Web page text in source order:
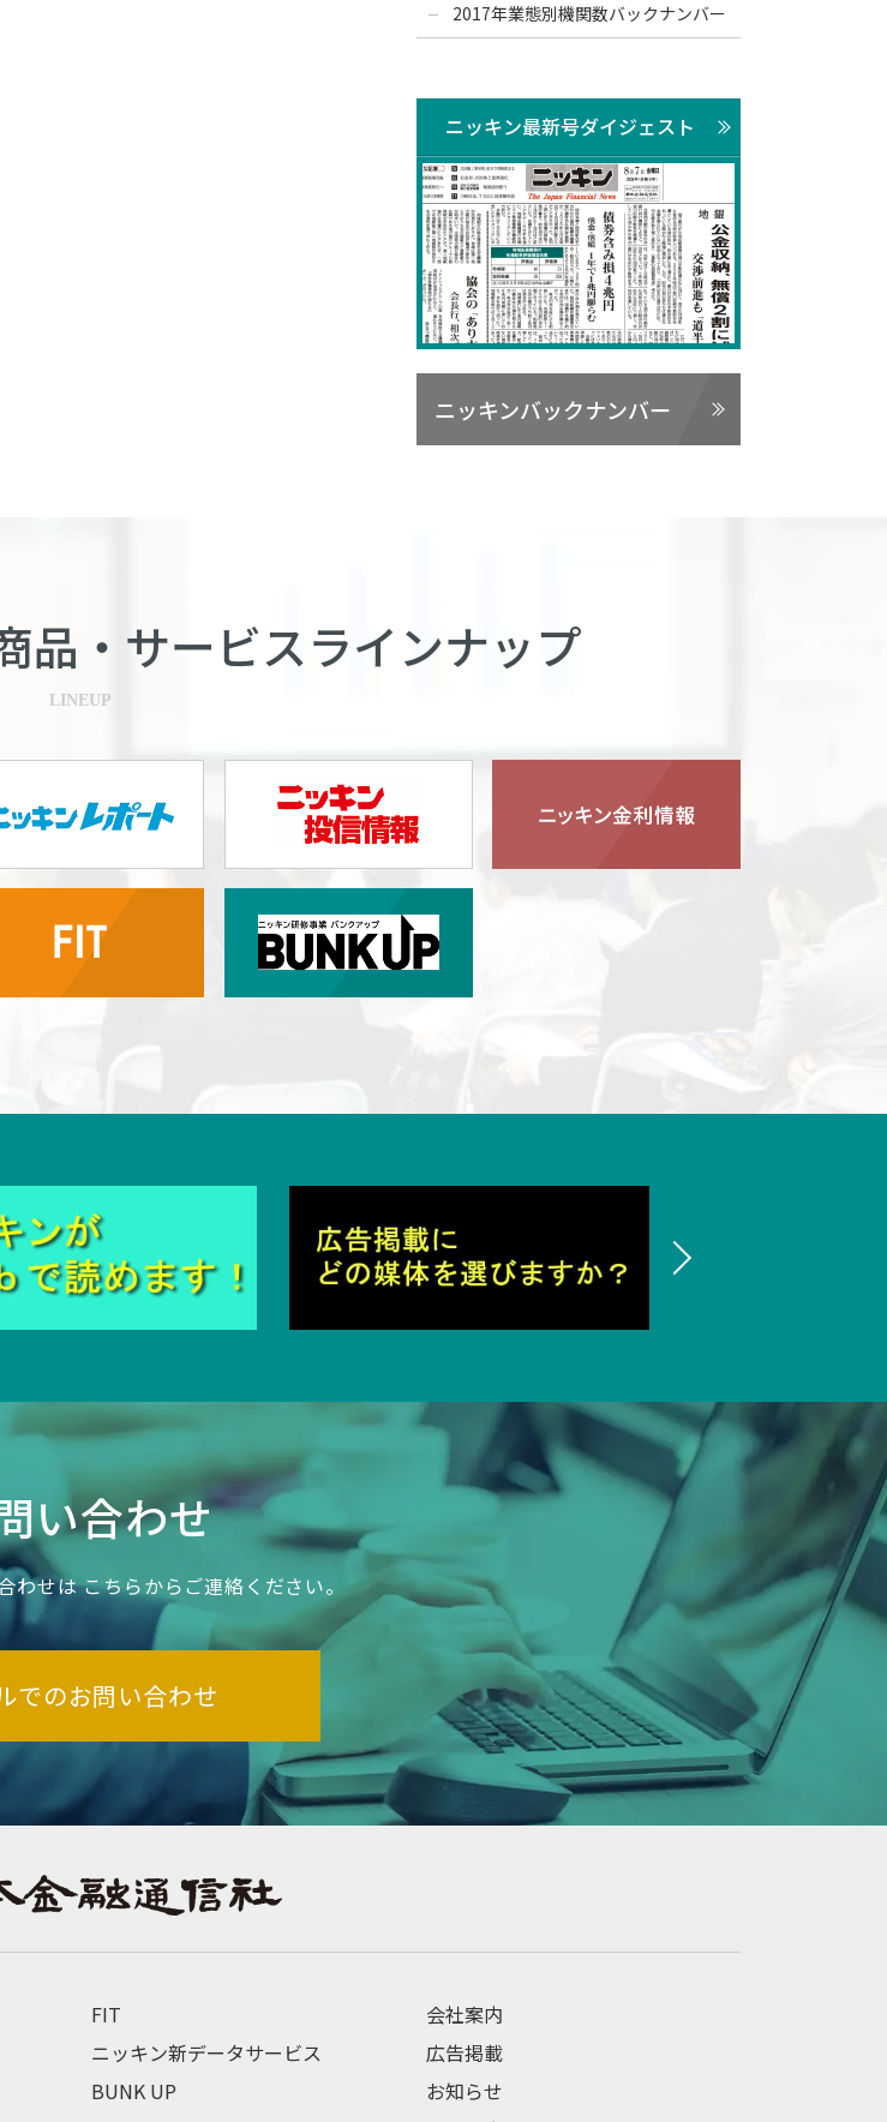
2017年業態別機関数バックナンバー
ニッキン最新号ダイジェスト
ニッキンバックナンバー
品・ サービスラインナップ
LINEUP
い合わせ
わせはこちらからご連絡ください。
でのお問い合わせ
FIT
ニッキン新データサービス
BUNK UP
会社案内
広告掲載
お知らせ